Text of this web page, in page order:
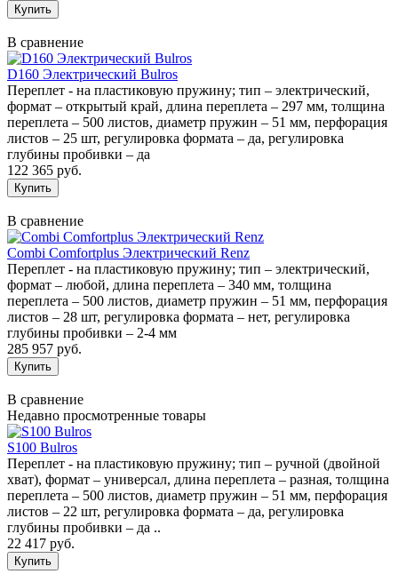
В сравнение
D160 Электрический Bulros
Переплет - на пластиковую пружину; тип – электрический,
формат – открытый край, длина переплета – 297 мм, толщина
переплета – 500 листов, диаметр пружин – 51 мм, перфорация
листов – 25 шт, регулировка формата – да, регулировка
глубины пробивки – да
122 365 руб.
В сравнение
Combi Comfortplus Электрический Renz
Переплет - на пластиковую пружину; тип – электрический,
формат – любой, длина переплета – 340 мм, толщина
переплета – 500 листов, диаметр пружин – 51 мм, перфорация
листов – 28 шт, регулировка формата – нет, регулировка
глубины пробивки – 2-4 мм
285 957 руб.
В сравнение
Недавно просмотренные товары
S100 Bulros
Переплет - на пластиковую пружину; тип – ручной (двойной
хват), формат – универсал, длина переплета – разная, толщина
переплета – 500 листов, диаметр пружин – 51 мм, перфорация
листов – 22 шт, регулировка формата – да, регулировка
глубины пробивки – да ..
22 417 руб.